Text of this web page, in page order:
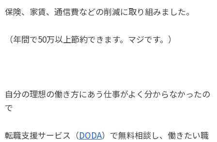
保険、家賃、通信費などの削減に取り組みました。
（年間で50万以上節約できます。マジです。）
自分の理想の働き方にあう仕事がよく分からなかったの
で
転職支援サービス（DODA）で無料相談し、働きたい職